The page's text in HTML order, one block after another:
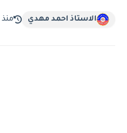
الاستاذ احمد مهدي منذ 3 سنة